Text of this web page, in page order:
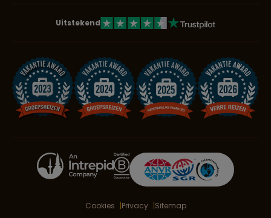
Uitstekend
Cookies Privacy Sitemap